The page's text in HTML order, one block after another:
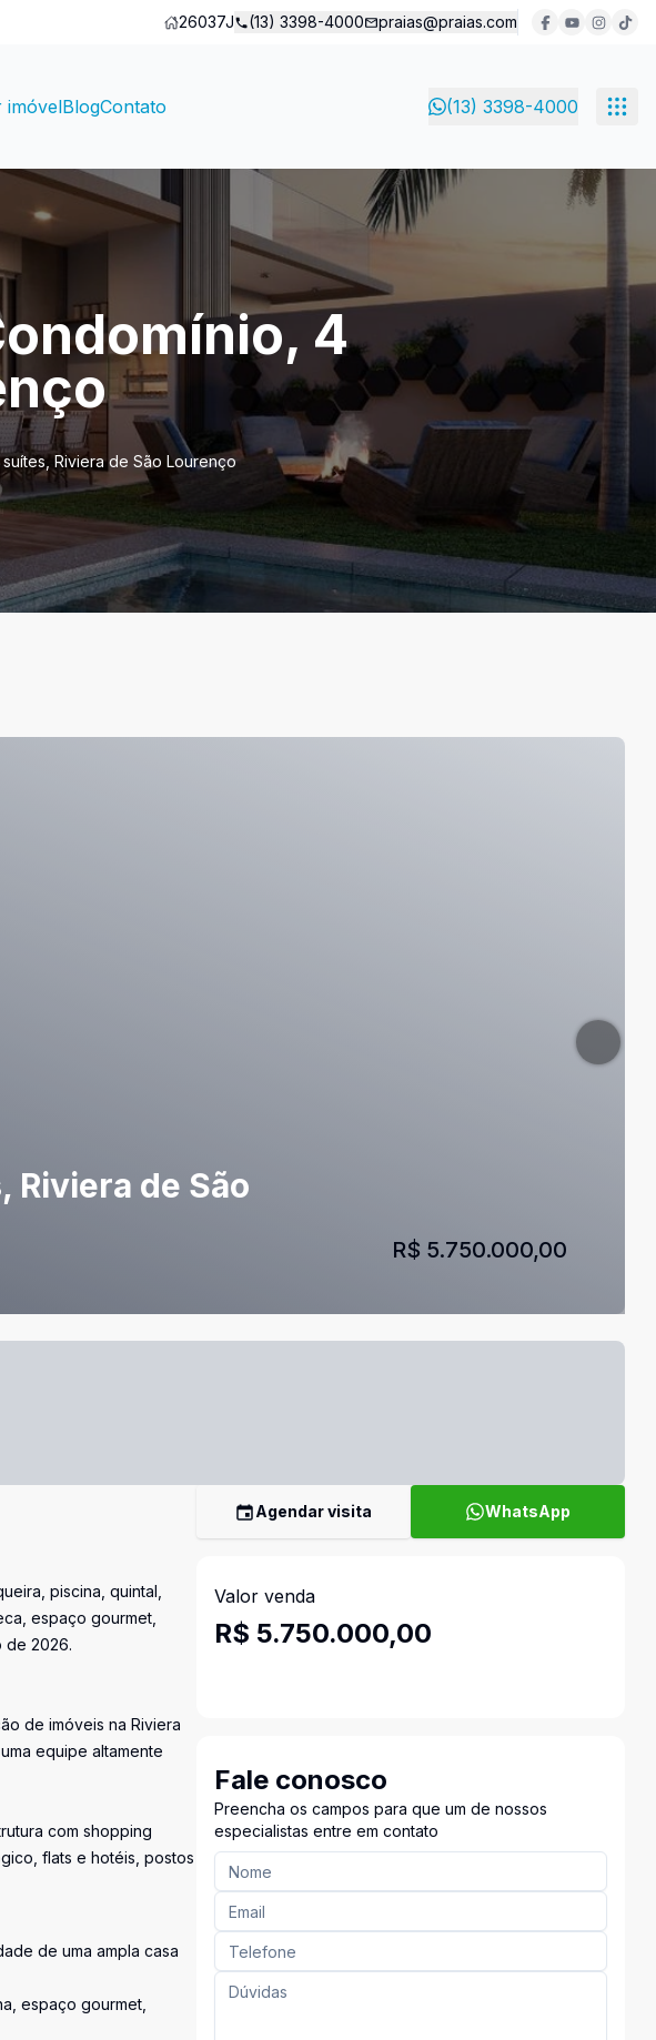
26037J (13) 3398-4000 praias@praias.com
imóvelBlogContato (13) 3398-4000
4
Riviera de São Lourenço
Riviera de São
R$ 5.750.000,00
piscina, quintal,
espaço gourmet,
de 2026.
de imóveis na Riviera
equipe altamente
com shopping
flats e hotéis, postos
de uma ampla casa
espaço gourmet,
Agendar visita WhatsApp
Valor venda
R$ 5.750.000,00
Fale conosco
Preencha os campos para que um de nossos
especialistas entre em contato